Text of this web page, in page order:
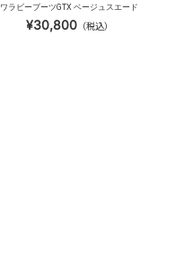
ワラビーブーツGTX ベージュスエード
¥30,800（税込）